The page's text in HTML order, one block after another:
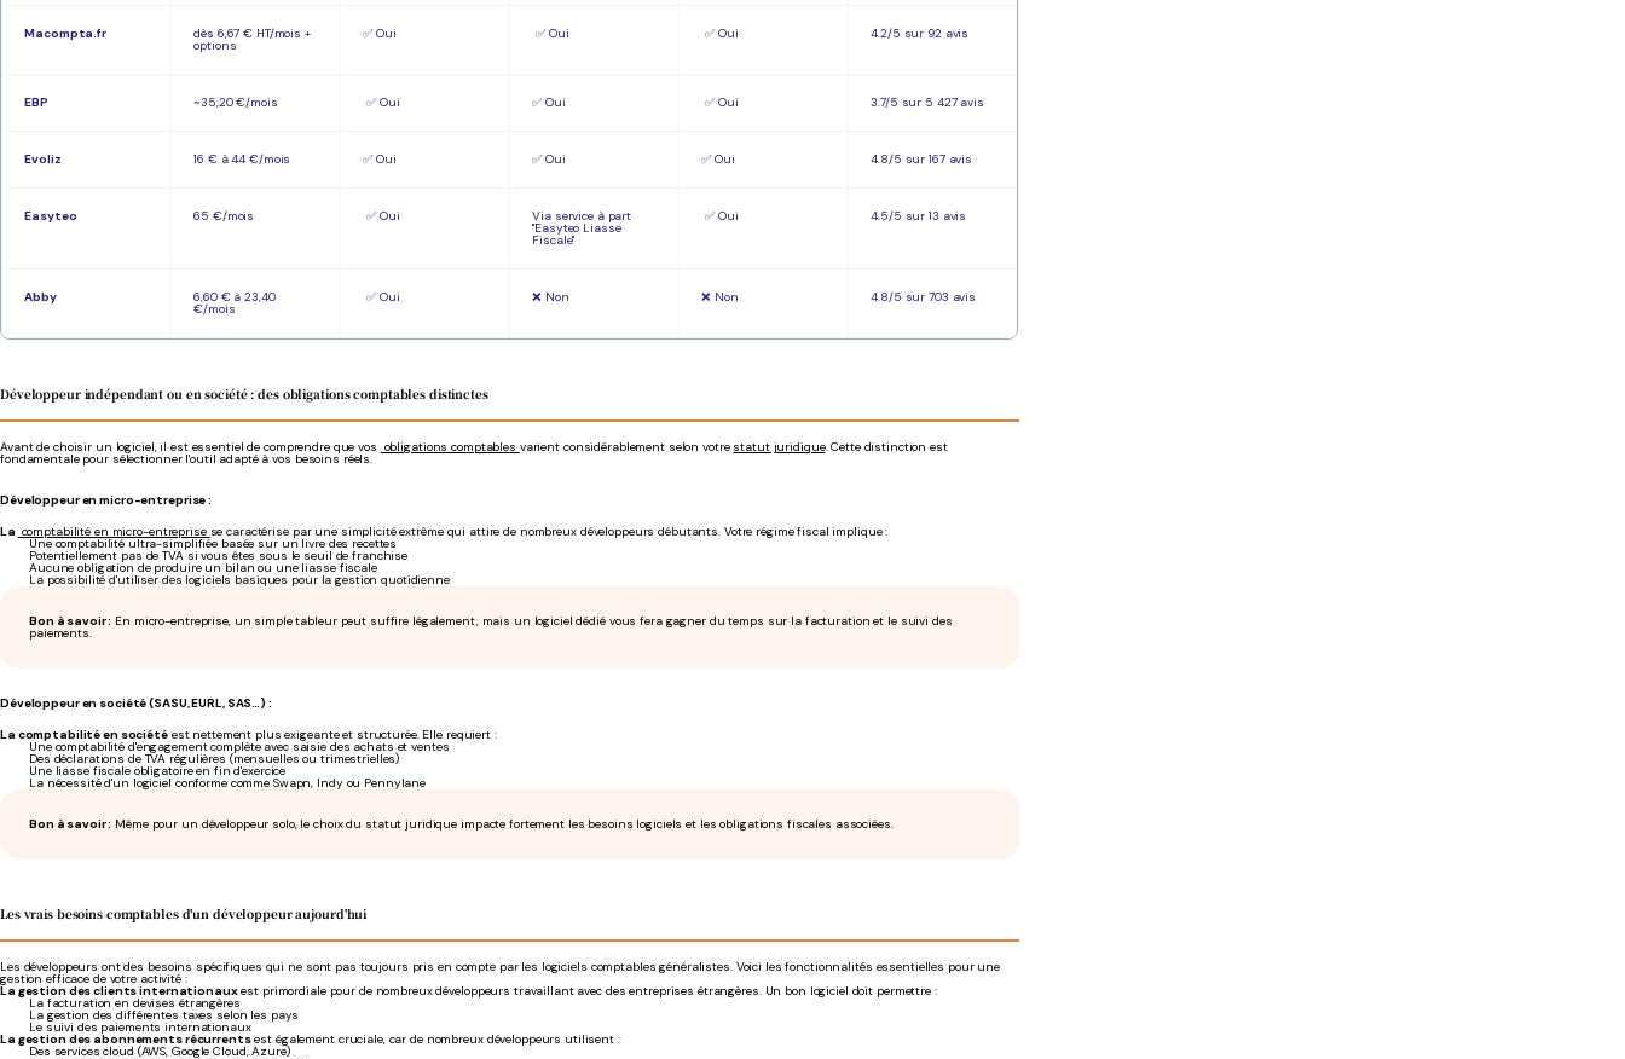
Macompta.fr dès 6,67 € HT/mois +
options
✅ Oui ✅ Oui ✅ Oui 4.2/5 sur 92 avis
EBP ~35,20 €/mois ✅ Oui ✅ Oui ✅ Oui 3.7/5 sur 5 427 avis
Evoliz 16 € à 44 €/mois ✅ Oui ✅ Oui ✅ Oui 4.8/5 sur 167 avis
Easyteo 65 €/mois ✅ Oui Via service à part
"Easyteo Liasse
Fiscale"
✅ Oui 4.5/5 sur 13 avis
Abby 6,60 € à 23,40
€/mois
✅ Oui ❌ Non ❌ Non 4.8/5 sur 703 avis
Développeur indépendant ou en société : des obligations comptables distinctes
Avant de choisir un logiciel, il est essentiel de comprendre que vos obligations comptables varient considérablement selon votre statut juridique. Cette distinction est
fondamentale pour sélectionner l'outil adapté à vos besoins réels.
Développeur en micro-entreprise :
La comptabilité en micro-entreprise se caractérise par une simplicité extrême qui attire de nombreux développeurs débutants. Votre régime fiscal implique :
Une comptabilité ultra-simplifiée basée sur un livre des recettes
Potentiellement pas de TVA si vous êtes sous le seuil de franchise
Aucune obligation de produire un bilan ou une liasse fiscale
La possibilité d'utiliser des logiciels basiques pour la gestion quotidienne
Bon à savoir : En micro-entreprise, un simple tableur peut suffire légalement, mais un logiciel dédié vous fera gagner du temps sur la facturation et le suivi des
paiements.
Développeur en société (SASU, EURL, SAS…) :
La comptabilité en sociétéest nettement plus exigeante et structurée. Elle requiert :
Une comptabilité d'engagement complète avec saisie des achats et ventes
Des déclarations de TVA régulières (mensuelles ou trimestrielles)
Une liasse fiscale obligatoire en fin d'exercice
La nécessité d'un logiciel conforme comme Swapn, Indy ou Pennylane
Bon à savoir : Même pour un développeur solo, le choix du statut juridique impacte fortement les besoins logiciels et les obligations fiscales associées.
Les vrais besoins comptables d'un développeur aujourd'hui
Les développeurs ont des besoins spécifiques qui ne sont pas toujours pris en compte par les logiciels comptables généralistes. Voici les fonctionnalités essentielles pour une
gestion efficace de votre activité :
La gestion des clients internationauxest primordiale pour de nombreux développeurs travaillant avec des entreprises étrangères. Un bon logiciel doit permettre :
La facturation en devises étrangères
La gestion des différentes taxes selon les pays
Le suivi des paiements internationaux
La gestion des abonnements récurrentsest également cruciale, car de nombreux développeurs utilisent :
Des services cloud (AWS, Google Cloud, Azure)